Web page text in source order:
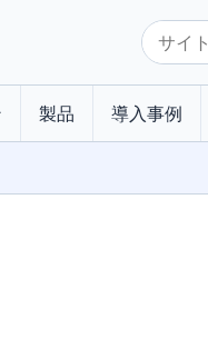
製品 導入事例